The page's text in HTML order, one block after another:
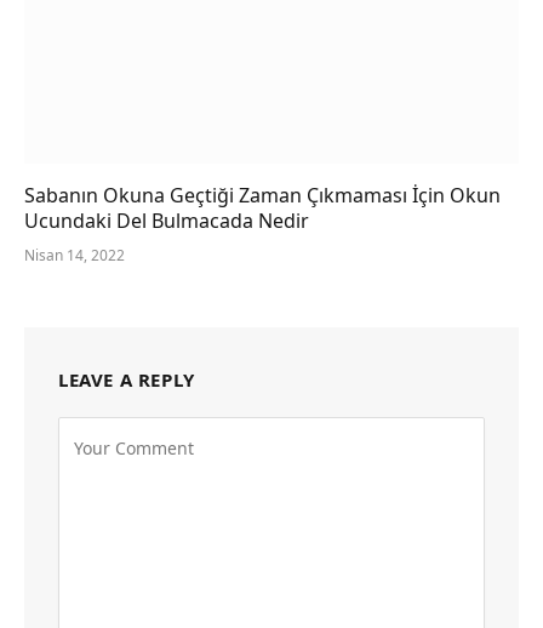
Sabanın Okuna Geçtiği Zaman Çıkmaması İçin Okun
Ucundaki Del Bulmacada Nedir
Nisan 14, 2022
LEAVE A REPLY